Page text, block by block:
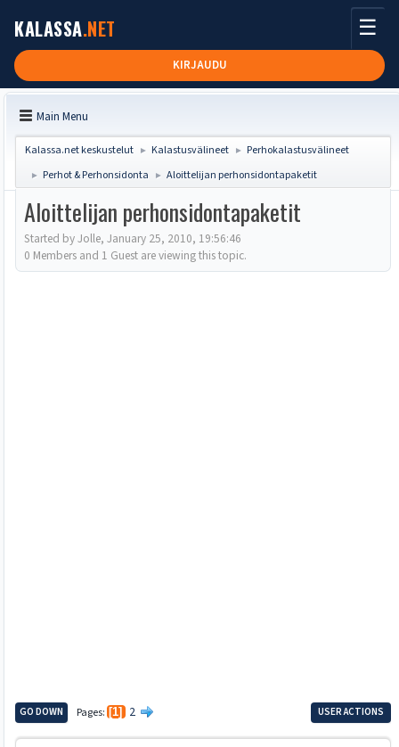
KALASSA.NET
KIRJAUDU
☰
Main Menu
Kalassa.net keskustelut ► Kalastusvälineet ► Perhokalastusvälineet
► Perhot & Perhonsidonta ► Aloittelijan perhonsidontapaketit
Aloittelijan perhonsidontapaketit
Started by Jolle, January 25, 2010, 19:56:46
0 Members and 1 Guest are viewing this topic.
GO DOWN Pages 1 2 USER ACTIONS